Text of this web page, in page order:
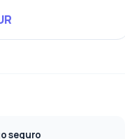
seguro